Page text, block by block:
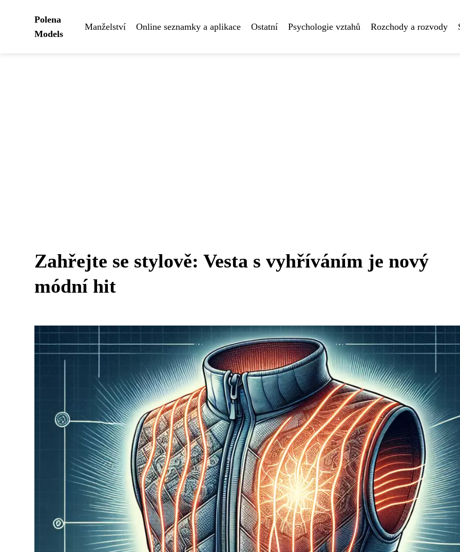
Polena
Models
Manželství Online seznamky a aplikace Ostatní Psychologie vztahů Rozchody a rozvody
Zahřejte se stylově: Vesta s vyhříváním je nový
módní hit